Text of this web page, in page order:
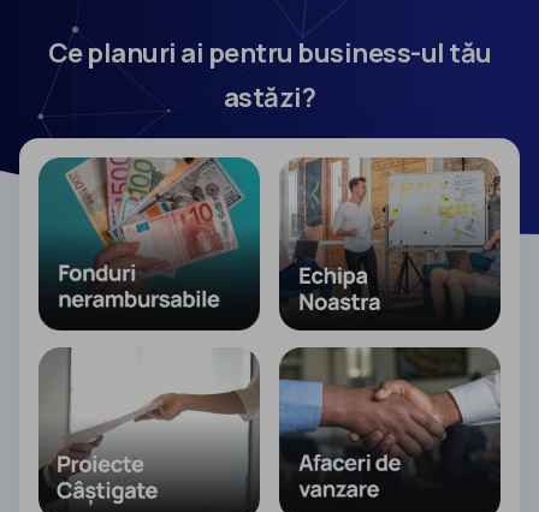
Ce planuri ai pentru business-ul tău
astăzi?